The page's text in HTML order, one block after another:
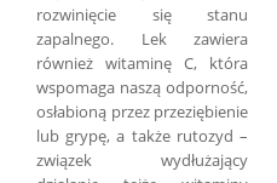
rozwinięcie się stanu
zapalnego. Lek zawiera
również witaminę C, która
wspomaga naszą odporność,
osłabioną przez przeziębienie
lub grypę, a także rutozyd –
związek wydłużający